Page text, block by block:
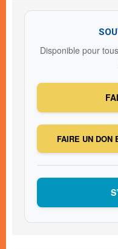
Disponible pour
FAIRE UN DON